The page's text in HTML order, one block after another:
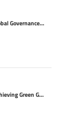
Tae Yong Jung_Global Governance for Green Growth
Warren Evans_Achieving Green Growth for Sustainable Development-some challenges and solutions